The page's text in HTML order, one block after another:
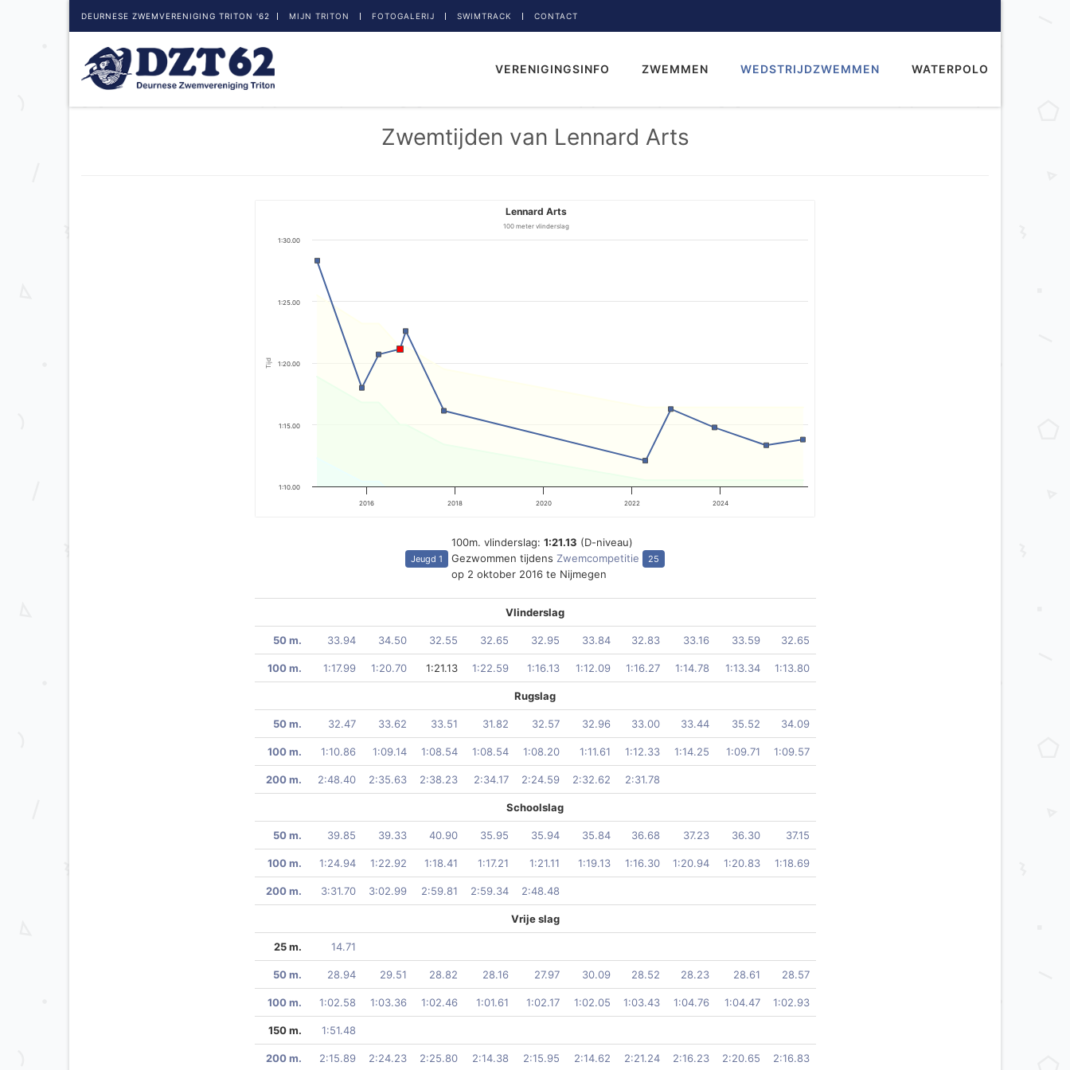
DEURNESE ZWEMVERENIGING TRITON '62 MIJN TRITON FOTOGALERIJ SWIMTRACK CONTACT
VERENIGINGSINFO ZWEMMEN WEDSTRIJDZWEMMEN WATERPOLO
Zwemtijden van Lennard Arts
Tijd
Lennard Arts
100 meter vlinderslag
2016 2018 2020 2022 2024
1:10.00
1:15.00
1:20.00
1:25.00
1:30.00
Jeugd 1
100m. vlinderslag: 1:21.13 (D-niveau)
Gezwommen tijdens Zwemcompetitie
op 2 oktober 2016 te Nijmegen
25
Vlinderslag
50 m. 33.94 34.50 32.55 32.65 32.95 33.84 32.83 33.16 33.59 32.65
100 m. 1:17.99 1:20.70 1:21.13 1:22.59 1:16.13 1:12.09 1:16.27 1:14.78 1:13.34 1:13.80
Rugslag
50 m. 32.47 33.62 33.51 31.82 32.57 32.96 33.00 33.44 35.52 34.09
100 m. 1:10.86 1:09.14 1:08.54 1:08.54 1:08.20 1:11.61 1:12.33 1:14.25 1:09.71 1:09.57
200 m. 2:48.40 2:35.63 2:38.23 2:34.17 2:24.59 2:32.62 2:31.78
Schoolslag
50 m. 39.85 39.33 40.90 35.95 35.94 35.84 36.68 37.23 36.30 37.15
100 m. 1:24.94 1:22.92 1:18.41 1:17.21 1:21.11 1:19.13 1:16.30 1:20.94 1:20.83 1:18.69
200 m. 3:31.70 3:02.99 2:59.81 2:59.34 2:48.48
Vrije slag
25 m. 14.71
50 m. 28.94 29.51 28.82 28.16 27.97 30.09 28.52 28.23 28.61 28.57
100 m. 1:02.58 1:03.36 1:02.46 1:01.61 1:02.17 1:02.05 1:03.43 1:04.76 1:04.47 1:02.93
150 m. 1:51.48
200 m. 2:15.89 2:24.23 2:25.80 2:14.38 2:15.95 2:14.62 2:21.24 2:16.23 2:20.65 2:16.83